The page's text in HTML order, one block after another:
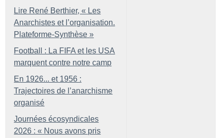
Lire René Berthier, « Les
Anarchistes et l’organisation.
Plateforme-Synthèse »
Football : La FIFA et les USA
marquent contre notre camp
En 1926... et 1956 :
Trajectoires de l’anarchisme
organisé
Journées écosyndicales
2026 : « Nous avons pris